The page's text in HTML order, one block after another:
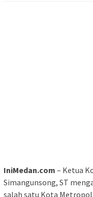
IniMedan.com – Ketua
Simangunsong, ST
salah satu Kota